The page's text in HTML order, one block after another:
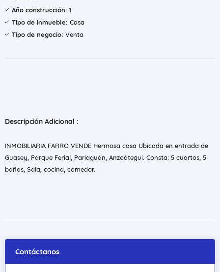
Año construcción: 1
Tipo de inmueble: Casa
Tipo de negocio: Venta
Descripción Adicional :
INMOBILIARIA FARRO VENDE Hermosa casa Ubicada en entrada de
Guasey, Parque Ferial, Pariaguán, Anzoátegui. Consta: 5 cuartos, 5
baños, Sala, cocina, comedor.
Contáctanos